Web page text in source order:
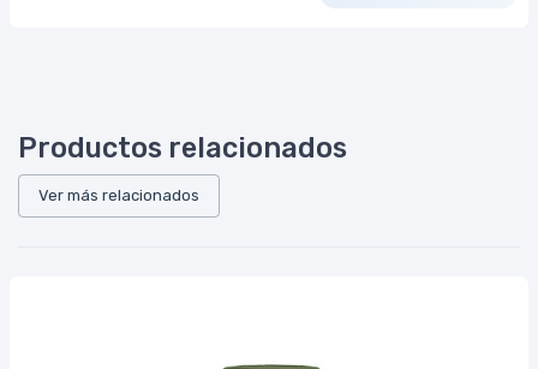
Productos relacionados
Ver más relacionados